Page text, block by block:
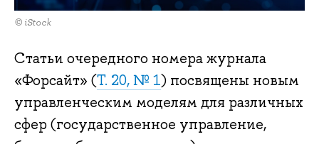
© iStock
Статьи очередного номера журнала
«Форсайт» (Т. 20, № 1) посвящены новым
управленческим моделям для различных
сфер (государственное управление,